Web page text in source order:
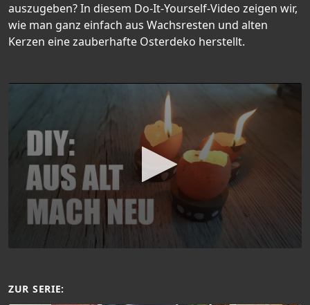
auszugeben? In diesem Do-It-Yourself-Video zeigen wir,
wie man ganz einfach aus Wachsresten und alten
Kerzen eine zauberhafte Osterdeko herstellt.
ZUR SERIE: